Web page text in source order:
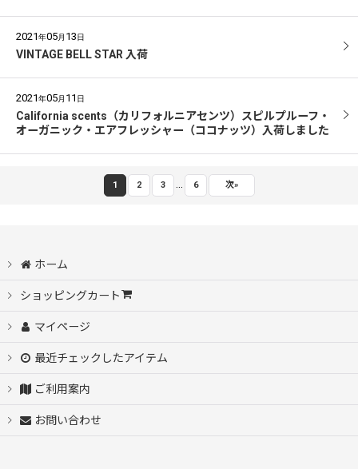
2021年05月 13日
VINTAGE BELL STAR 入荷
2021年05月 11 日
California scents（カリフォルニアセンツ）スピルプルーフ・
オーガニック・エアフレッシャー（ココナッツ）入荷しました
1 2 3 6 次»
ホーム
ショッピングカート
マイページ
最近チェックしたアイテム
ご利用案内
お問い合わせ